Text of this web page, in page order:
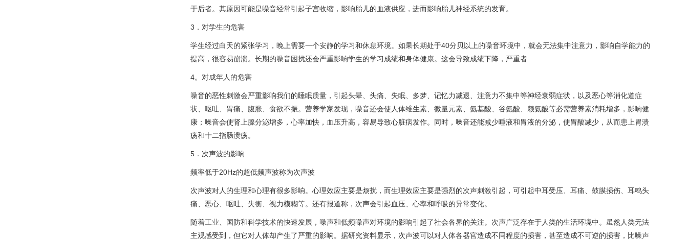
于后者。其原因可能是噪音经常引起子宫收缩，影响胎儿的血液供应，进而影响胎儿神经系统的发育。
3．对学生的危害
学生经过白天的紧张学习，晚上需要一个安静的学习和休息环境。如果长期处于40分贝以上的噪音环境中，就会无法集中注意力，影响自学能力的
提高，很容易崩溃。长期的噪音困扰还会严重影响学生的学习成绩和身体健康。这会导致成绩下降，严重者
4。对成年人的危害
噪音的恶性刺激会严重影响我们的睡眠质量，引起头晕、头痛、失眠、多梦、记忆力减退、注意力不集中等神经衰​​弱症状，以及恶心等消化道症
状、呕吐、胃痛、腹胀、食欲不振。营养学家发现，噪音还会使人体维生素、微量元素、氨基酸、谷氨酸、赖氨酸等必需营养素消耗增多，影响健
康；噪音会使肾上腺分泌增多，心率加快，血压升高，容易导致心脏病发作。同时，噪音还能减少唾液和胃液的分泌，使胃酸减少，从而患上胃溃
疡和十二指肠溃疡。
5．次声波的影响
频率低于20Hz的超低频声波称为次声波
次声波对人的生理和心理有很多影响。心理效应主要是烦扰，而生理效应主要是强烈的次声刺激引起，可引起中耳受压、耳痛、鼓膜损伤、耳鸣头
痛、恶心、呕吐、失衡、视力模糊等。还有报道称，次声会引起血压、心率和呼吸的异常变化。
随着工业 、国防和科学技术的快速发展，噪声和低频噪声对环境的影响引起了社会各界的关注。次声广泛存在于人类的生活环境中。虽然人类无法
主观感受到，但它对人体却产生了严重的影响。据研究资料显示，次声波可以对人体各器官造成不同程度的损害，甚至造成不可逆的损害，比噪声